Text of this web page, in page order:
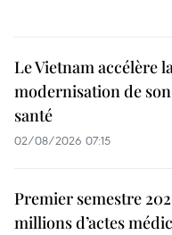
Le Vietnam accélère
modernisation de
santé
02/08/2026 07:15
Premier semestre
millions d’actes